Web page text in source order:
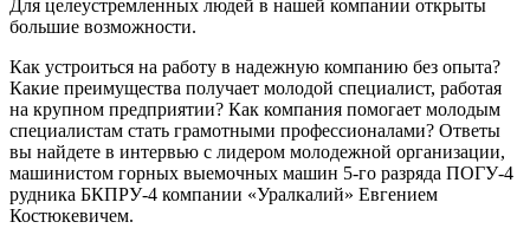
Для целеустремленных людей в нашей компании открыты
большие возможности.
Как устроиться на работу в надежную компанию без опыта?
Какие преимущества получает молодой специалист, работая
на крупном предприятии? Как компания помогает молодым
специалистам стать грамотными профессионалами? Ответы
вы найдете в интервью с лидером молодежной организации,
машинистом горных выемочных машин 5-го разряда ПОГУ-4
рудника БКПРУ-4 компании «Уралкалий» Евгением
Костюкевичем.